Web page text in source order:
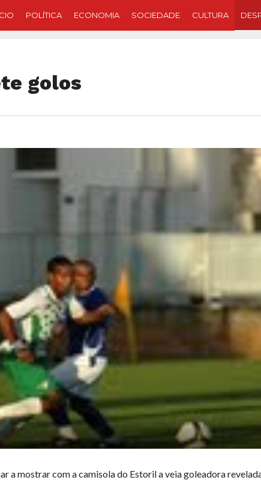
POLÍTICA ECONOMIA SOCIEDADE CULTURA
golos
a mostrar com a camisola do Estoril a veia goleadora